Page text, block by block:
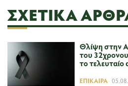
ΣΧΕΤΙΚΆ
Θλίψη στην
του
το τελευταίο
ΕΠΊΚΑΙΡΑ